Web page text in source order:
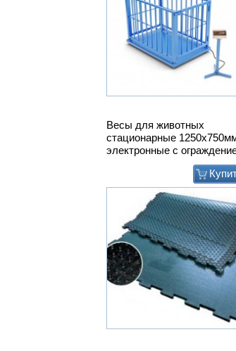
Весы для животных
стационарные
электронные с